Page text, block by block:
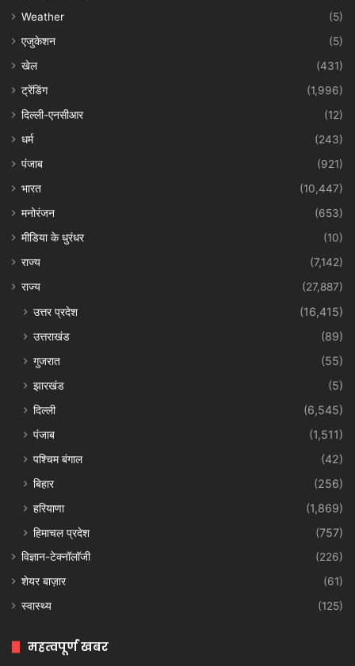
Weather
(5)
एजुकेशन
(5)
खेल
(431)
ट्रेंडिंग
(1,996)
दिल्ली-एनसीआर
(12)
धर्म
(243)
पंजाब
(921)
भारत
(10,447)
मनोरंजन
(653)
मीडिया के धुरंधर
(10)
राज्य
(7,142)
राज्य
(27,887)
उत्तर प्रदेश
(16,415)
उत्तराखंड
(89)
गुजरात
(55)
झारखंड
(5)
दिल्ली
(6,545)
पंजाब
(1,511)
पश्चिम बंगाल
(42)
बिहार
(256)
हरियाणा
(1,869)
हिमाचल प्रदेश
(757)
विज्ञान-टेक्नॉलॉजी
(226)
शेयर बाज़ार
(61)
स्वास्थ्य
(125)
महत्वपूर्ण खबर